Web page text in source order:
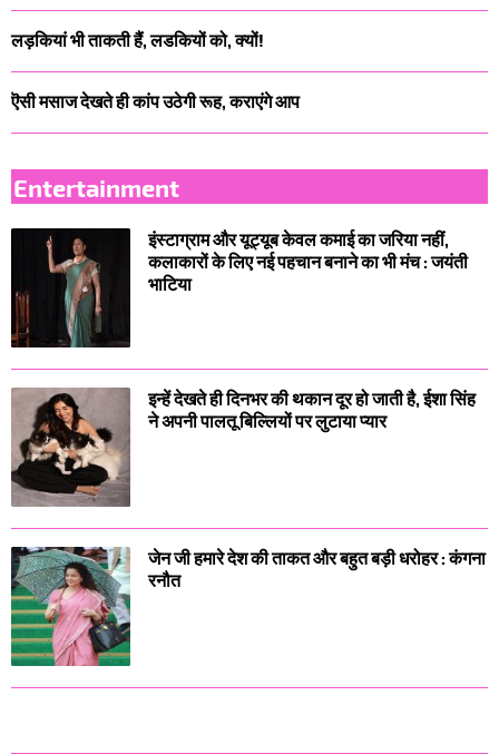
लड़कियां भी ताकती हैं, लडकियों को, क्यों!
ऎसी मसाज देखते ही कांप उठेगी रूह, कराएंगे आप
Entertainment
इंस्टाग्राम और यूट्यूब केवल कमाई का जरिया नहीं,
कलाकारों के लिए नई पहचान बनाने का भी मंच : जयंती
भाटिया
इन्हें देखते ही दिनभर की थकान दूर हो जाती है, ईशा सिंह
ने अपनी पालतू बिल्लियों पर लुटाया प्यार
जेन जी हमारे देश की ताकत और बहुत बड़ी धरोहर : कंगना
रनौत